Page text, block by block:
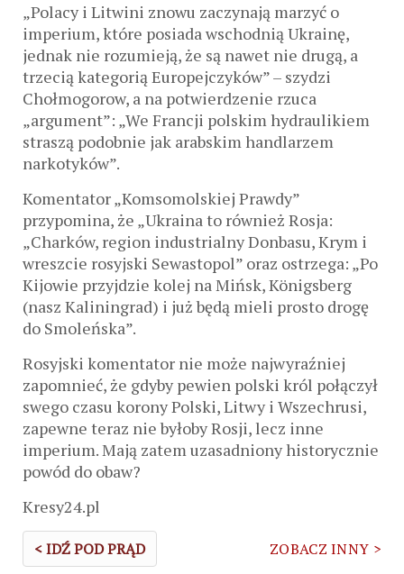
„Polacy i Litwini znowu zaczynają marzyć o
imperium, które posiada wschodnią Ukrainę,
jednak nie rozumieją, że są nawet nie drugą, a
trzecią kategorią Europejczyków” – szydzi
Chołmogorow, a na potwierdzenie rzuca
„argument”: „We Francji polskim hydraulikiem
straszą podobnie jak arabskim handlarzem
narkotyków”.
Komentator „Komsomolskiej Prawdy”
przypomina, że „Ukraina to również Rosja:
„Charków, region industrialny Donbasu, Krym i
wreszcie rosyjski Sewastopol” oraz ostrzega: „Po
Kijowie przyjdzie kolej na Mińsk, Königsberg
(nasz Kaliningrad) i już będą mieli prosto drogę
do Smoleńska”.
Rosyjski komentator nie może najwyraźniej
zapomnieć, że gdyby pewien polski król połączył
swego czasu korony Polski, Litwy i Wszechrusi,
zapewne teraz nie byłoby Rosji, lecz inne
imperium. Mają zatem uzasadniony historycznie
powód do obaw?
Kresy24.pl
< IDŹ POD PRĄD ZOBACZ INNY >